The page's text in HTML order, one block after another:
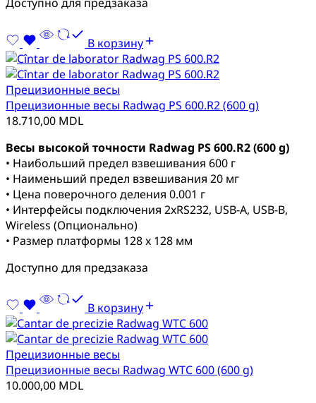
В корзину
Прецизионные весы
Прецизионные весы Radwag PS 600.R2 (600 g)
18.710,00 MDL
Весы высокой точности Radwag PS 600.R2 (600 g)
• Наибольший предел взвешивания 600 г
• Наименьший предел взвешивания 20 мг
• Цена поверочного деления 0.001 г
• Интерфейсы подключения 2xRS232, USB-A, USB-B,
Wireless (Опционально)
• Размер платформы 128 x 128 мм
Доступно для предзаказа
В корзину
Прецизионные весы
Прецизионные весы Radwag WTC 600 (600 g)
10.000,00 MDL